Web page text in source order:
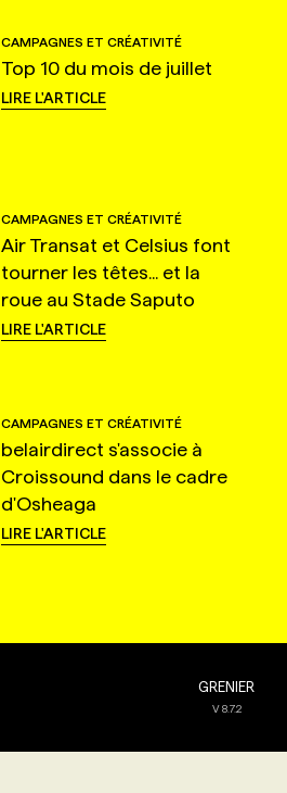
CAMPAGNES ET CRÉATIVITÉ
Top 10 du mois de juillet
LIRE L'ARTICLE
CAMPAGNES ET CRÉATIVITÉ
Air Transat et Celsius font
tourner les têtes... et la
roue au Stade Saputo
LIRE L'ARTICLE
CAMPAGNES ET CRÉATIVITÉ
belairdirect s'associe à
Croissound dans le cadre
d'Osheaga
LIRE L'ARTICLE
GRENIER
V8.7.2